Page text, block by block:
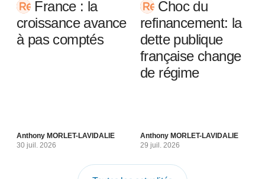
France : la
croissance avance
à pas comptés
Anthony MORLET-LAVIDALIE
30 juil. 2026
Choc du
refinancement: la
dette publique
française change
de régime
Anthony MORLET-LAVIDALIE
29 juil. 2026